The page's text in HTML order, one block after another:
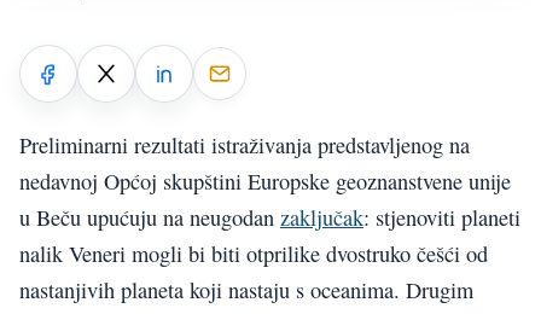
Preliminarni rezultati istraživanja predstavljenog na
nedavnoj Općoj skupštini Europske geoznanstvene unije
u Beču upućuju na neugodan zaključak: stjenoviti planeti
nalik Veneri mogli bi biti otprilike dvostruko češći od
nastanjivih planeta koji nastaju s oceanima. Drugim